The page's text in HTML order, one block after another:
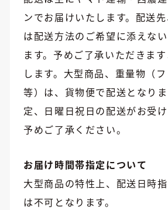
ンでお届けいたします。配送
は配送方法のご希望に添えな
ます。予めご了承いただきま
します。大型商品、重量物（
等）は、貨物便で配送となり
定、日曜日祝日の配送がお受け
予めご了承ください。
お届け時間帯指定について
大型商品の特性上、配送日時
は不可となります。